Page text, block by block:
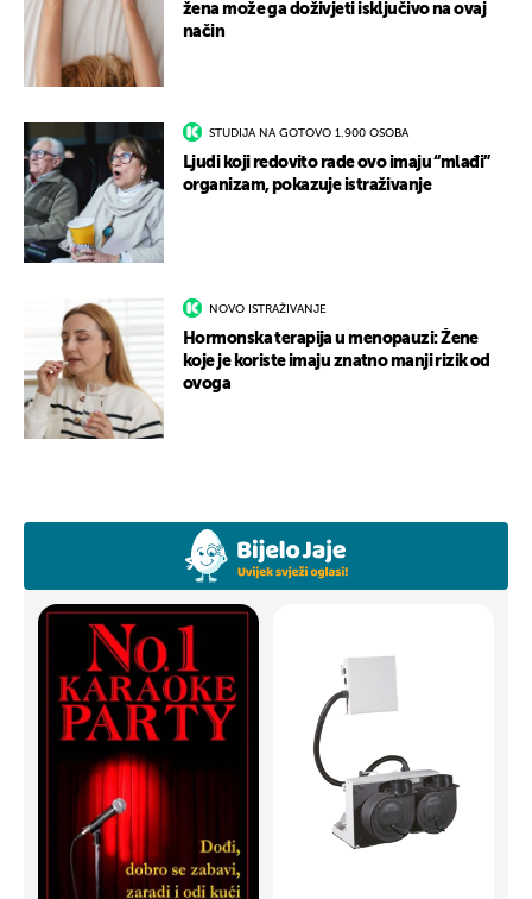
žena može ga doživjeti isključivo na ovaj
način
STUDIJA NA GOTOVO 1.900 OSOBA
Ljudi koji redovito rade ovo imaju “mlađi”
organizam, pokazuje istraživanje
NOVO ISTRAŽIVANJE
Hormonska terapija u menopauzi: Žene
koje je koriste imaju znatno manji rizik od
ovoga